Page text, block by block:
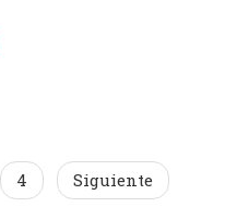
4 Siguiente